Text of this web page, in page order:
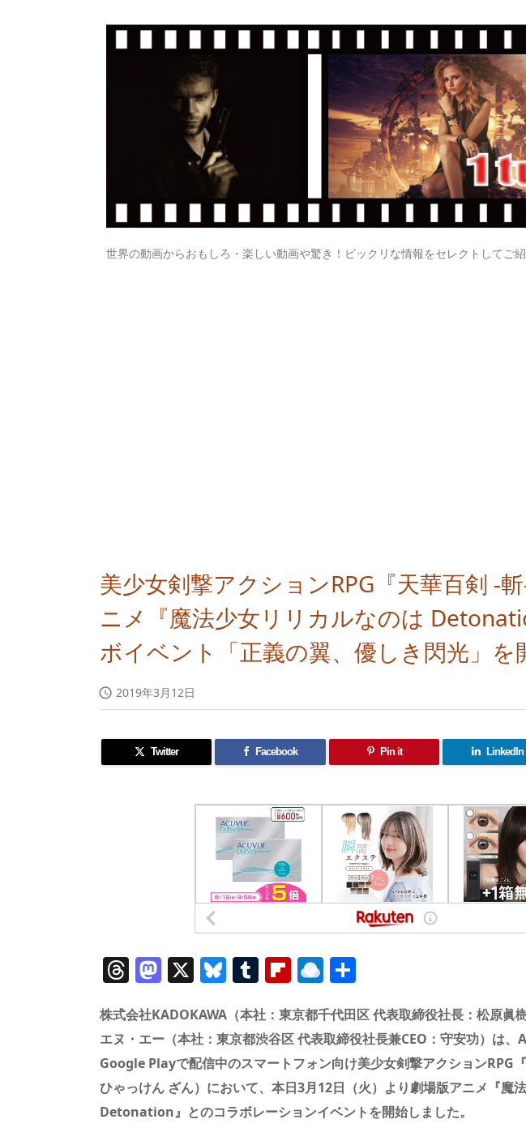
世界の動画からおもしろ・楽しい動画や驚き！ビックリな情報をセレクトしてご
美少女剣撃アクションRPG『天華百剣 -
ニメ『魔法少女リリカルなのは
ボイベント「正義の翼、優しき閃光」を
 2019年3月12日
Twitter Facebook Pin it LinkedIn
T
h
re
a
d
s
M
a
st
o
d
o
n
X Bl
u
e
sk
y
T
u
m
bl
r
Fl
ip
b
o
ar
d
R
ai
n
d
ro
p.
io
株式会社KADOKAWA（本社：東京都千代田区 代表取締役社長：松原眞
エヌ・エー（本社：東京都渋谷区 代表取締役社長兼CEO：守安功）は
Google Playで配信中のスマートフォン向け美少女剣撃アクションRPG
ひゃっけん ざん）において、本日3月12日（火）より劇場版アニメ『魔
Detonation』とのコラボレーションイベントを開始しました。